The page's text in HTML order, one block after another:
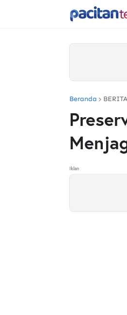
Beranda BERITA
Iklan